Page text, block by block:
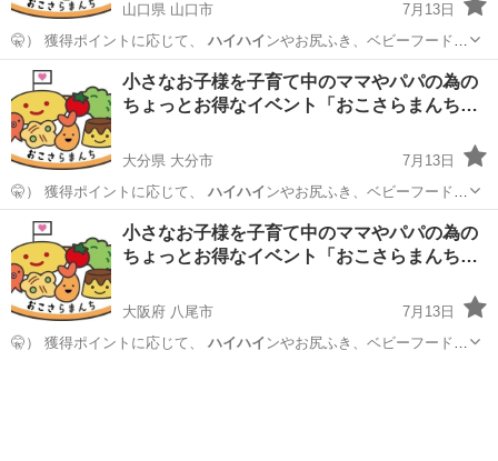
山口県 山口市
7月13日
🤫） 獲得ポイントに応じて、 ハイハイ ンやお尻ふき、ベビーフードを
お持ち帰…
山口 育児 試供品
小さなお子様を子育て中のママやパパの為の
ちょっとお得なイベント「おこさらまんち…
大分県 大分市
7月13日
🤫） 獲得ポイントに応じて、 ハイハイ ンやお尻ふき、ベビーフードを
お持ち帰…
大分 育児 試供品
小さなお子様を子育て中のママやパパの為の
ちょっとお得なイベント「おこさらまんち…
大阪府 八尾市
7月13日
🤫） 獲得ポイントに応じて、 ハイハイ ンやお尻ふき、ベビーフードを